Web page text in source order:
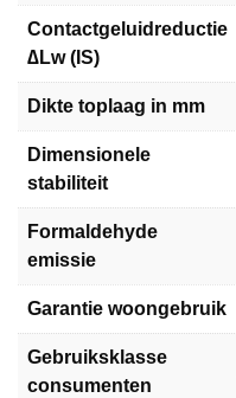
Contactgeluidreductie
∆Lw (IS)
Dikte toplaag in mm
Dimensionele
stabiliteit
Formaldehyde
emissie
Garantie woongebruik
Gebruiksklasse
consumenten